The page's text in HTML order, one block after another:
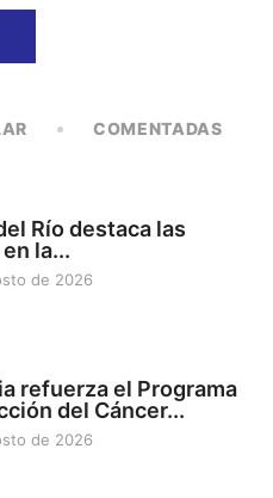
COMENTADAS
Río destaca las
la...
de 2026
refuerza el Programa
del Cáncer...
de 2026